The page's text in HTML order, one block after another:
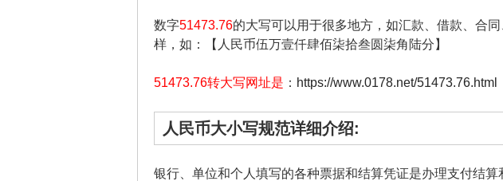
数字51473.76的大写可以用于很多地方，如汇款、借款、合
样，如：【人民币伍万壹仟肆佰柒拾叁圆柒角陆分】
51473.76转大写网址是 ： https://www.0178.net/51473.76.html
人民币大小写规范详细介绍:
银行、单位和个人填写的各种票据和结算凭证是办理支付结